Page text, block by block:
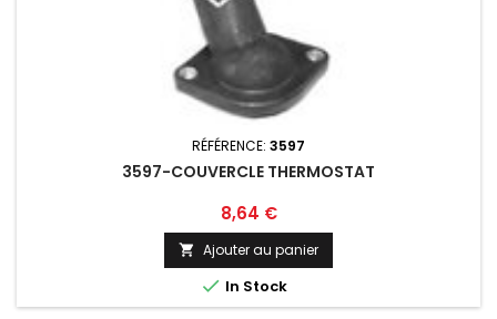
RÉFÉRENCE: 3597
3597-COUVERCLE THERMOSTAT
Prix
8,64 €
 Ajouter au panier
 In Stock